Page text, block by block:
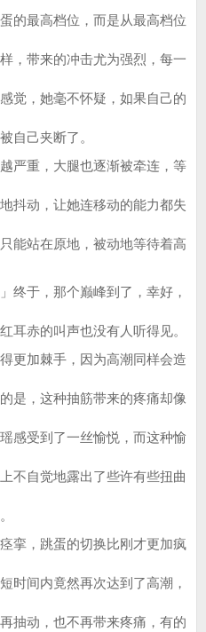
最高档位，而是从最高档位
，带来的冲击尤为强烈，每一
觉，她毫不怀疑，如果自己的
自己夹断了。
重，大腿也逐渐被牵连，等
抖动，让她连移动的能力都失
能站在原地，被动地等待着高
于，那个巅峰到了，幸好，
耳赤的叫声也没有人听得见。
加棘手，因为高潮同样会造
是，这种抽筋带来的疼痛却像
感受到了一丝愉悦，而这种愉
不自觉地露出了些许有些扭曲
，跳蛋的切换比刚才更加疯
时间内竟然再次达到了高潮，
抽动，也不再带来疼痛，有的